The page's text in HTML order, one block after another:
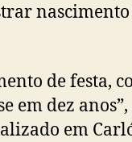
de festa,
em dez anos”,
em